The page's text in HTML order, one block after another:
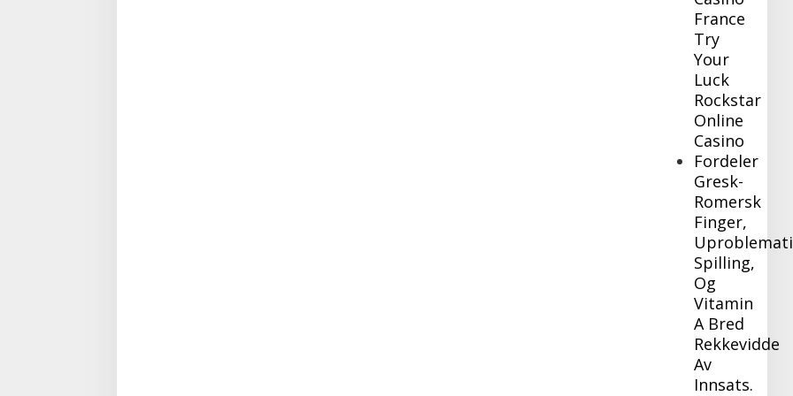
France
Try
Your
Luck
Rockstar
Online
Casino
Fordeler
Gresk-
Romersk
Finger,
Spilling,
Og
Vitamin
A Bred
Rekkevidde
Av
Innsats.